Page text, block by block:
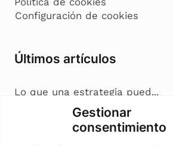
Gestionar
consentimiento
Configuración de cookies
Últimos artículos
Lo que una estrategia pued...
Coherencia en marketing: c...
Nostalgia en marketing: cu...
La cremà del marketing: c...